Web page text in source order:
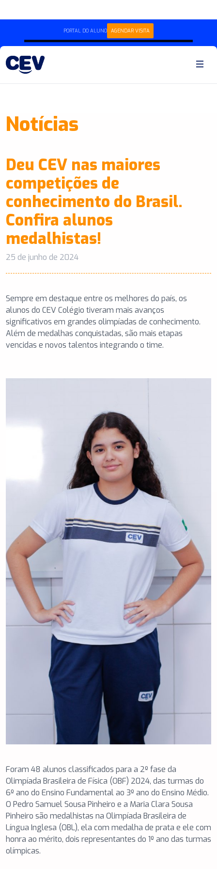
PORTAL DO ALUNO AGENDAR VISITA
Notícias
Deu CEV nas maiores
competições de
conhecimento do Brasil.
Confira alunos
medalhistas!
25 de junho de 2024
Sempre em destaque entre os melhores do país, os
alunos do CEV Colégio tiveram mais avanços
significativos em grandes olimpíadas de conhecimento.
Além de medalhas conquistadas, são mais etapas
vencidas e novos talentos integrando o time.
Foram 48 alunos classificados para a 2º fase da
Olimpíada Brasileira de Física (OBF) 2024, das turmas do
6º ano do Ensino Fundamental ao 3º ano do Ensino Médio.
O Pedro Samuel Sousa Pinheiro e a Maria Clara Sousa
Pinheiro são medalhistas na Olimpíada Brasileira de
Língua Inglesa (OBL), ela com medalha de prata e ele com
honra ao mérito, dois representantes do 1º ano das turmas
olímpicas.